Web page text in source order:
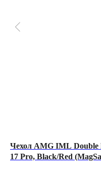
Чехол AMG IML Double
17 Pro, Black/Red